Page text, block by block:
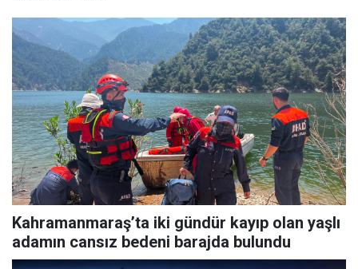
Kahramanmaraş’ta iki gündür kayıp olan yaşlı
adamın cansız bedeni barajda bulundu